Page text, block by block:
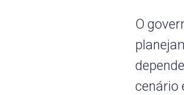
O
cenário